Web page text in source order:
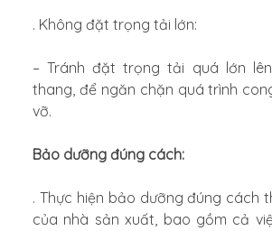
. Không đặt trọng tải lớn:
– Tránh đặt trọng tải quá lớn
thang, để ngăn chặn quá trình
vỡ.
Bảo dưỡng đúng cách:
. Thực hiện bảo dưỡng đúng cách
của nhà sản xuất, bao gồm cả